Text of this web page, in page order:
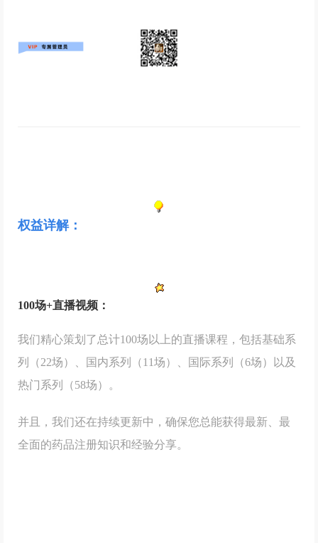
权益详解：
100场+直播视频：
我们精心策划 了总计100场以上的直播课程，包括基础系
列（22场）、国内系列（11场）、国际系列（6场）以及
热门系列（58场）。
并且，我们还在持续更新中，确保您总能获得最新、最
全面的药品注册知识和经验分享。